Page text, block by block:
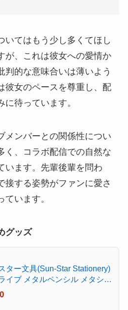
いてはもう少し多くてほし
が、これは彼女への愛情か
判的な意味合いは薄いよう
彼女のペースを尊重し、配
待っています。
メンバーとの関係性につい
く、コラボ配信での自然な
います。先輩後輩を問わ
接する姿勢がファンに愛さ
います。
グッズ
ター文具(Sun-Star Stationery)
イブ メタルペンシル メタシル
ノック hololive Vtuber 百鬼あ